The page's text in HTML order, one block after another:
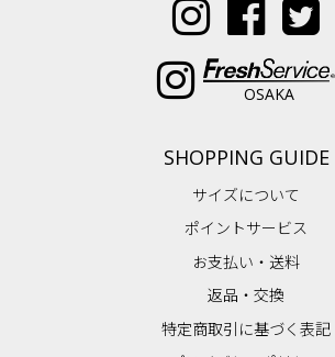
OSAKA
SHOPPING GUIDE
サイズについて
ポイントサービス
お支払い・送料
返品・交換
特定商取引に基づく表記